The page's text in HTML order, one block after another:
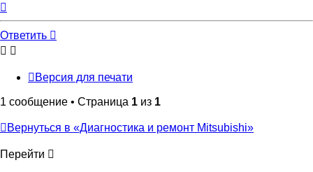
началу
Ответить
Версия для печати
1 сообщение • Страница 1 из 1
Вернуться в «Диагностика и ремонт Mitsubishi»
Перейти